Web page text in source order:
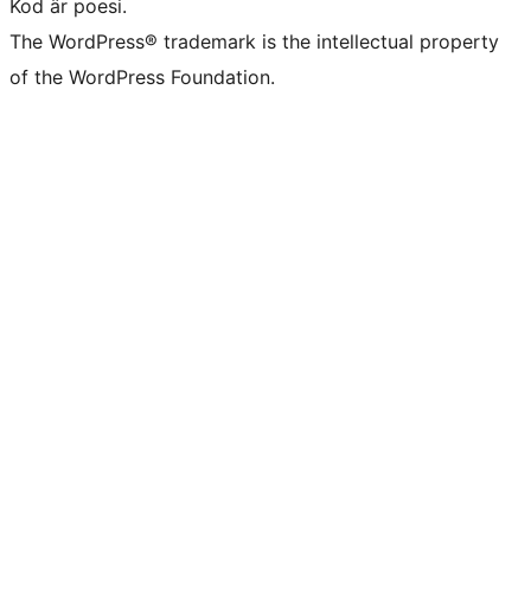
Kod är poesi.
The WordPress® trademark is the intellectual property
of the WordPress Foundation.